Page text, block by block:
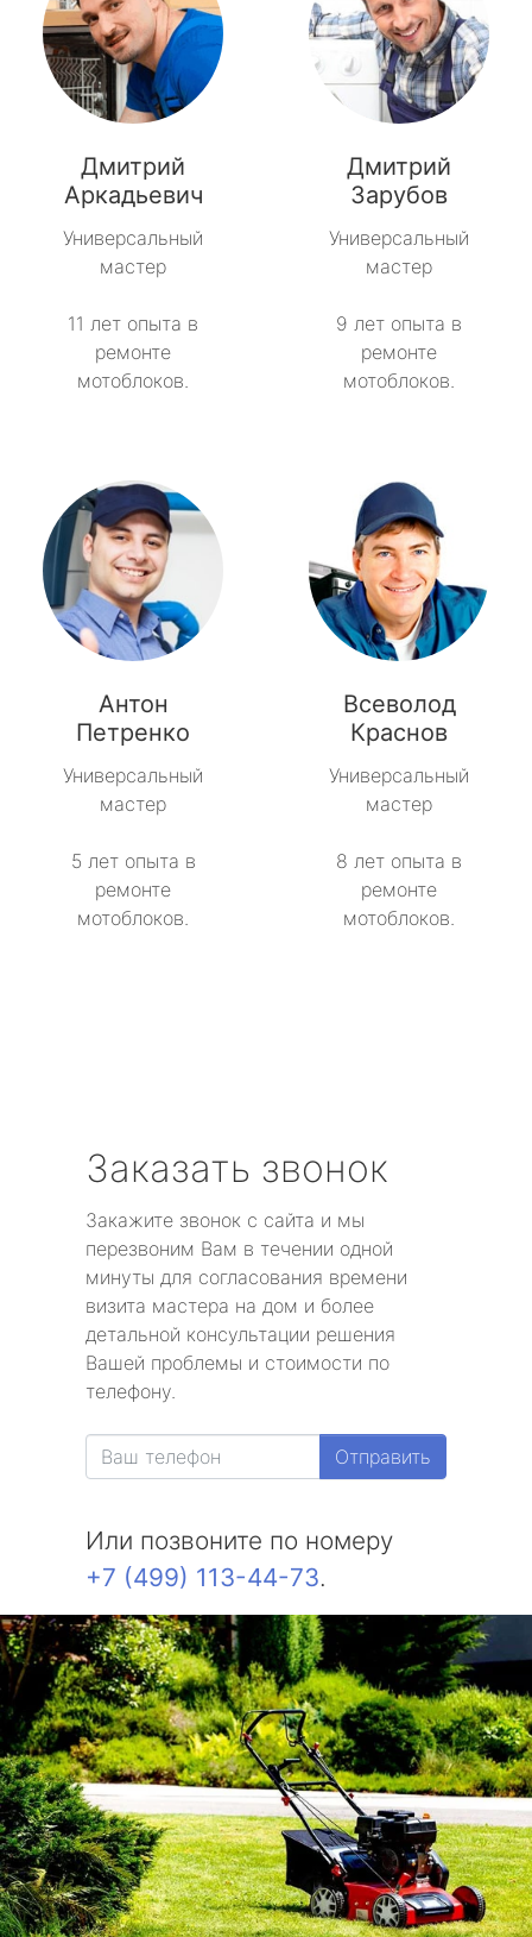
Дмитрий
Аркадьевич
Универсальный
мастер
11 лет опыта в
ремонте
мотоблоков.
Дмитрий
Зарубов
Универсальный
мастер
9 лет опыта в
ремонте
мотоблоков.
Антон
Петренко
Универсальный
мастер
5 лет опыта в
ремонте
мотоблоков.
Всеволод
Краснов
Универсальный
мастер
8 лет опыта в
ремонте
мотоблоков.
Заказать звонок
Закажите звонок с сайта и мы
перезвоним Вам в течении одной
минуты для согласования времени
визита мастера на дом и более
детальной консультации решения
Вашей проблемы и стоимости по
телефону.
Отправить
Или позвоните по номеру
+7 (499) 113-44-73.